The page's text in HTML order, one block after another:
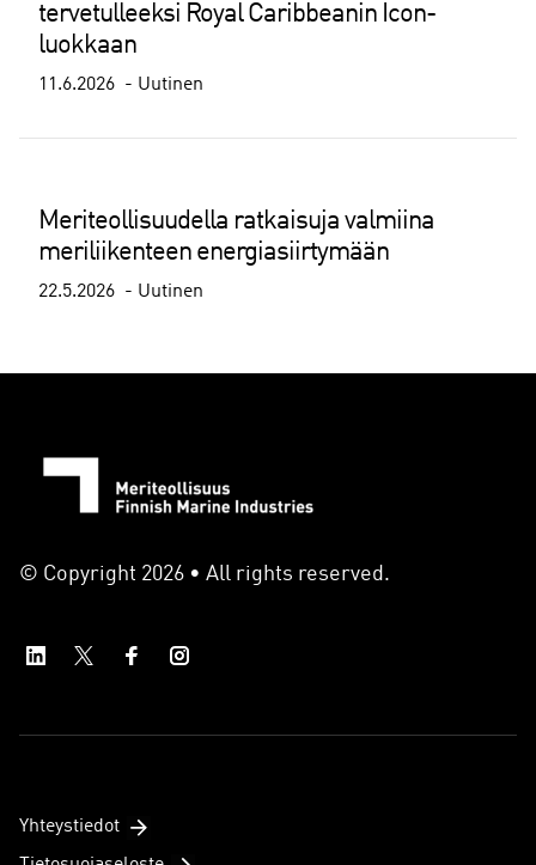
tervetulleeksi Royal Caribbeanin Icon-
luokkaan
11.6.2026 Uutinen
Meriteollisuudella ratkaisuja valmiina
meriliikenteen energiasiirtymään
22.5.2026 Uutinen
© Copyright 2026 • All rights reserved.
Yhteystiedot